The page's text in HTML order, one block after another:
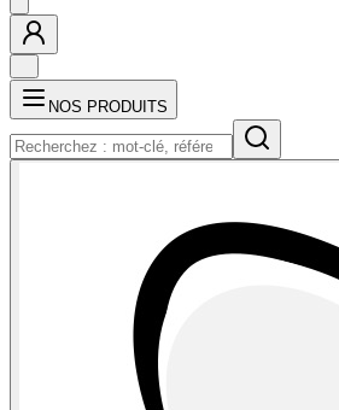
NOS PRODUITS